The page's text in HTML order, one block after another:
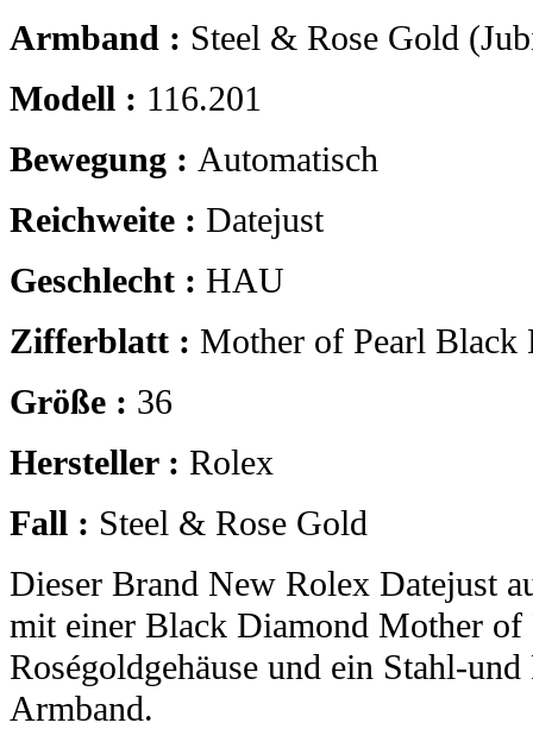
Armband : Steel & Rose Gold
Modell : 116.201
Bewegung : Automatisch
Reichweite : Datejust
Geschlecht : HAU
Zifferblatt : Mother of Pearl Black
Größe : 36
Hersteller : Rolex
Fall : Steel & Rose Gold
Dieser Brand New Rolex Datejust
mit einer Black Diamond Mother
Roségoldgehäuse und ein Stahl-
Armband.